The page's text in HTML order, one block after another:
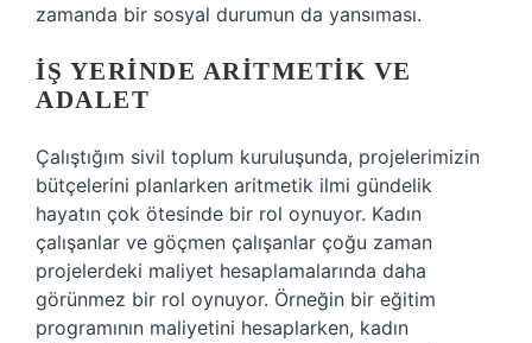
zamanda bir sosyal durumun da yansıması.
İŞ YERINDE ARITMETIK VE
ADALET
Çalıştığım sivil toplum kuruluşunda, projelerimizin
bütçelerini planlarken aritmetik ilmi gündelik
hayatın çok ötesinde bir rol oynuyor. Kadın
çalışanlar ve göçmen çalışanlar çoğu zaman
projelerdeki maliyet hesaplamalarında daha
görünmez bir rol oynuyor. Örneğin bir eğitim
programının maliyetini hesaplarken, kadın